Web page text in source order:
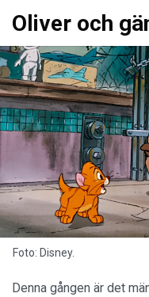
Oliver och
Foto: Disney.
Denna gången är det